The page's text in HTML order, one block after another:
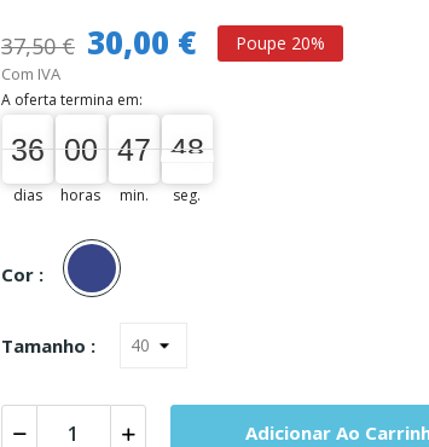
37,50 € 30,00 € Poupe 20%
Com IVA
A oferta termina em:
36
36
00
dias
00
00
00
horas
47
47
00
min.
48
47
48
seg.
Cor :
Denim
Tamanho :
Adicionar Ao